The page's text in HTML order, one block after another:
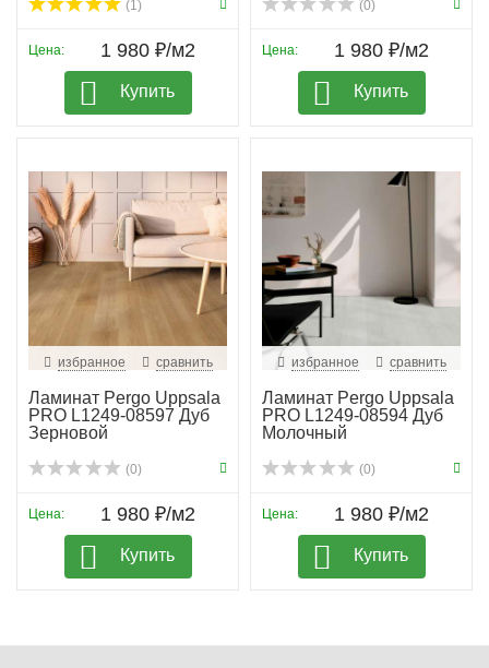
(1)
Цена: 1 980 ₽/м2
Купить
(0)
Цена: 1 980 ₽/м2
Купить
избранное сравнить
Ламинат Pergo Uppsala
PRO L1249-08597 Дуб
Зерновой
(0)
Цена: 1 980 ₽/м2
Купить
избранное сравнить
Ламинат Pergo Uppsala
PRO L1249-08594 Дуб
Молочный
(0)
Цена: 1 980 ₽/м2
Купить